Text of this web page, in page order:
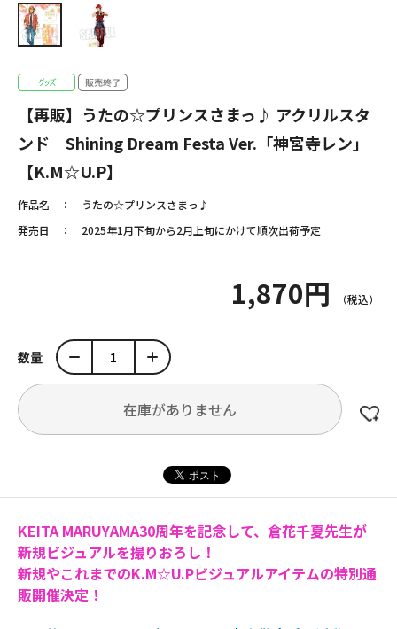
【再販】うたの☆プリンスさまっ♪ アクリルスタ
ンド Shining Dream Festa Ver.「神宮寺レン」
【K.M☆U.P】
作品名
うたの☆プリンスさまっ♪
発売日
2025年1月下旬から2月上旬にかけて順次出荷予定
1,870円
数量
在庫がありません
KEITA MARUYAMA30周年を記念して、倉花千夏先生が
新規ビジュアルを撮りおろし！
新規やこれまでのK.M☆U.Pビジュアルアイテムの特別通
販開催決定！